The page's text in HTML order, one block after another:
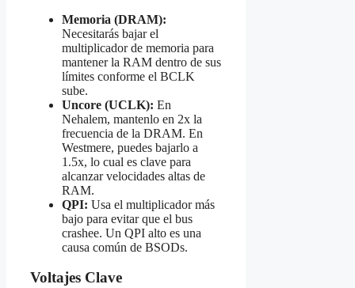
Memoria (DRAM):
Necesitarás bajar el
multiplicador de memoria para
mantener la RAM dentro de sus
límites conforme el BCLK
sube.
Uncore (UCLK): En
Nehalem, mantenlo en 2x la
frecuencia de la DRAM. En
Westmere, puedes bajarlo a
1.5x, lo cual es clave para
alcanzar velocidades altas de
RAM.
QPI: Usa el multiplicador más
bajo para evitar que el bus
crashee. Un QPI alto es una
causa común de BSODs.
Voltajes Clave